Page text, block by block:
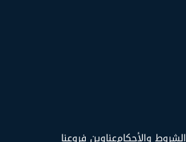
عناوين فروعناالشروط والأحكام